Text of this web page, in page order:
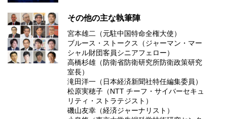
その他の主な執筆陣
宮本雄二（元駐中国特命全権大使）
ブルース・ストークス（ジャーマン・マー
シャル財団客員シニアフェロー）
高橋杉雄（防衛省防衛研究所防衛政策研究
室長）
滝田洋一（日本経済新聞社特任編集委員）
松原実穂子（NTT チーフ・サイバーセキュ
リティ・ストラテジスト）
磯山友幸（経済ジャーナリスト）